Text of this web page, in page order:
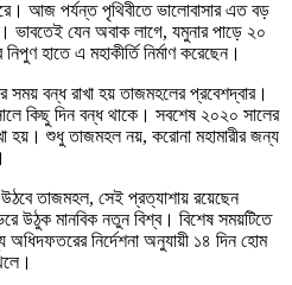
আজ পর্যন্ত পৃথিবীতে ভালোবাসার এত বড়
ভাবতেই যেন অবাক লাগে, যমুনার পাড়ে ২০
হাতে এ মহাকীর্তি নির্মাণ করেছেন।
বন্ধ রাখা হয় তাজমহলের প্রবেশদ্বার।
কিছু দিন বন্ধ থাকে। সবশেষ ২০২০ সালের
হয়। শুধু তাজমহল নয়, করোনা মহামারীর জন্য
উঠবে তাজমহল, সেই প্রত্যাশায় রয়েছেন
উঠুক মানবিক নতুন বিশ্ব। বিশেষ সময়টিতে
অধিদফতরের নির্দেশনা অনুযায়ী ১৪ দিন হোম